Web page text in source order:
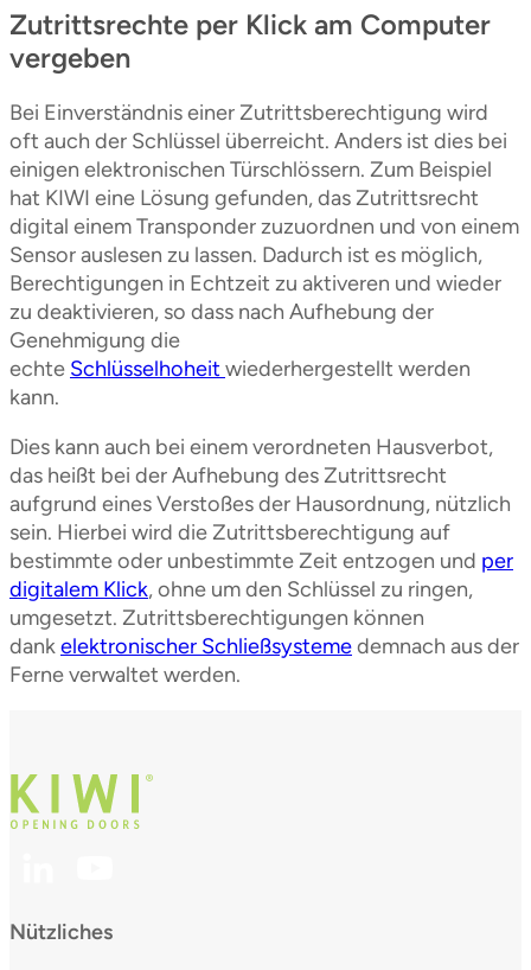
Zutrittsrechte per Klick am Computer
vergeben
Bei Einverständnis einer Zutrittsberechtigung wird
oft auch der Schlüssel überreicht. Anders ist dies bei
einigen elektronischen Türschlössern. Zum Beispiel
hat KIWI eine Lösung gefunden, das Zutrittsrecht
digital einem Transponder zuzuordnen und von einem
Sensor auslesen zu lassen. Dadurch ist es möglich,
Berechtigungen in Echtzeit zu aktiveren und wieder
zu deaktivieren, so dass nach Aufhebung der
Genehmigung die
echte Schlüsselhoheitwiederhergestellt werden
kann.
Dies kann auch bei einem verordneten Hausverbot,
das heißt bei der Aufhebung des Zutrittsrecht
aufgrund eines Verstoßes der Hausordnung, nützlich
sein. Hierbei wird die Zutrittsberechtigung auf
bestimmte oder unbestimmte Zeit entzogen und per
digitalem Klick, ohne um den Schlüssel zu ringen,
umgesetzt. Zutrittsberechtigungen können
dankelektronischer Schließsystemedemnach aus der
Ferne verwaltet werden.
Nützliches